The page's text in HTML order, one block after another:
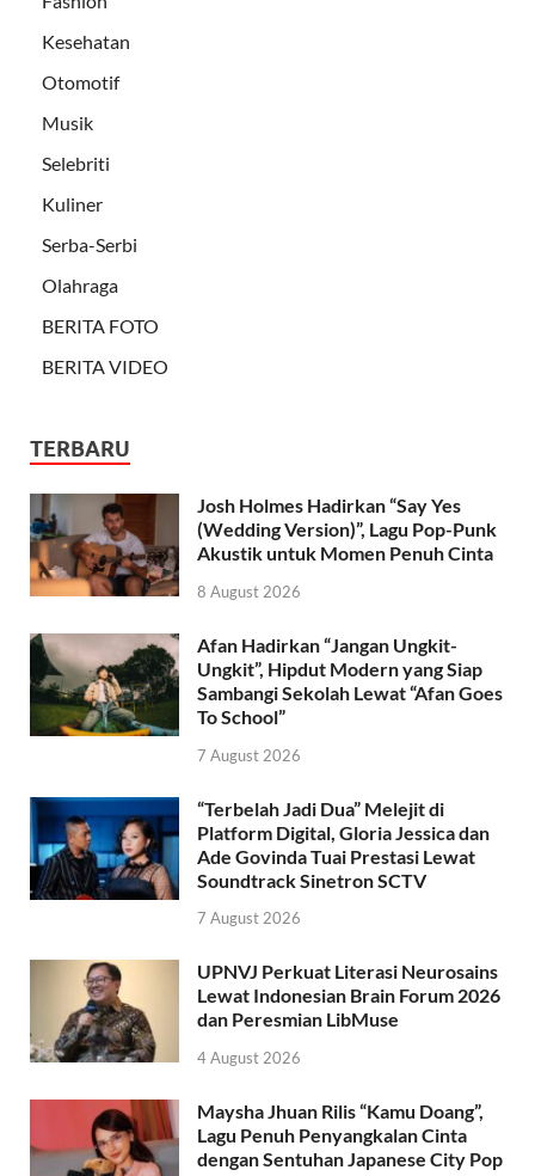
Kesehatan
Otomotif
Musik
Selebriti
Kuliner
Serba-Serbi
Olahraga
BERITA FOTO
BERITA VIDEO
TERBARU
Josh Holmes Hadirkan “Say Yes
(Wedding Version)”, Lagu Pop-Punk
Akustik untuk Momen Penuh Cinta
8 August 2026
Afan Hadirkan “Jangan Ungkit-
Ungkit”, Hipdut Modern yang Siap
Sambangi Sekolah Lewat “Afan Goes
To School”
7 August 2026
“Terbelah Jadi Dua” Melejit di
Platform Digital, Gloria Jessica dan
Ade Govinda Tuai Prestasi Lewat
Soundtrack Sinetron SCTV
7 August 2026
UPNVJ Perkuat Literasi Neurosains
Lewat Indonesian Brain Forum 2026
dan Peresmian LibMuse
4 August 2026
Maysha Jhuan Rilis “Kamu Doang”,
Lagu Penuh Penyangkalan Cinta
dengan Sentuhan Japanese City Pop